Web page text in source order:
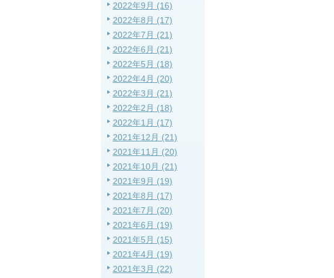
2022年9月 (16)
2022年8月 (17)
2022年7月 (21)
2022年6月 (21)
2022年5月 (18)
2022年4月 (20)
2022年3月 (21)
2022年2月 (18)
2022年1月 (17)
2021年12月 (21)
2021年11月 (20)
2021年10月 (21)
2021年9月 (19)
2021年8月 (17)
2021年7月 (20)
2021年6月 (19)
2021年5月 (15)
2021年4月 (19)
2021年3月 (22)